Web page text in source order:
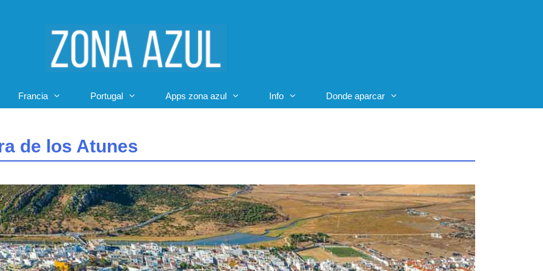
Francia Portugal Apps zona azul Info Donde aparcar
de los Atunes